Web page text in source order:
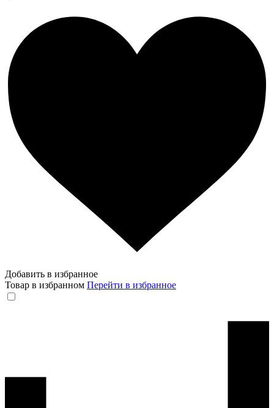
Добавить в избранное
Товар в избранном Перейти в избранное